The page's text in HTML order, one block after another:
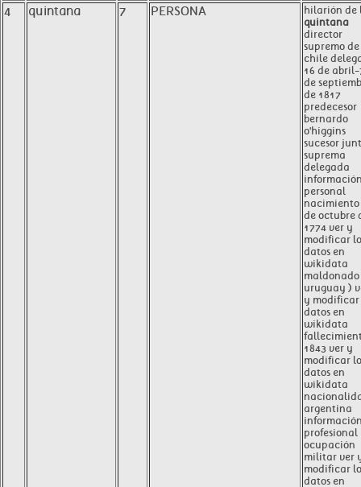
4 quintana 7 PERSONA
hilarión de
quintana
director
supremo de
chile
16 de abril-
de
de 1817
predecesor
bernardo
o'higgins
sucesor
suprema
delegada
personal
nacimiento
de octubre
1774 ver y
modificar
datos en
wikidata
maldonado
uruguay )
y modificar
datos en
wikidata
1843 ver y
modificar
datos en
wikidata
argentina
profesional
ocupación
militar ver
modificar
datos en